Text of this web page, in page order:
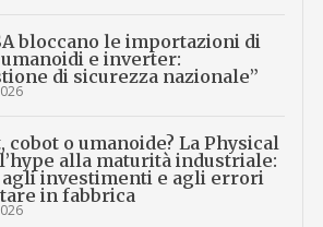
bloccano le importazioni di
e inverter:
di sicurezza nazionale”
cobot o umanoide? La Physical
alla maturità industriale:
agli investimenti e agli errori
in fabbrica